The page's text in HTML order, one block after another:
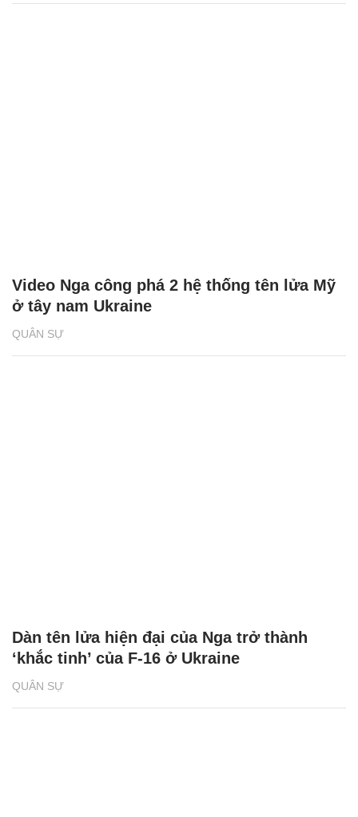
QUÂN SỰ
Video Nga công phá 2 hệ thống tên lửa Mỹ
ở tây nam Ukraine
QUÂN SỰ
Dàn tên lửa hiện đại của Nga trở thành
‘khắc tinh’ của F-16 ở Ukraine